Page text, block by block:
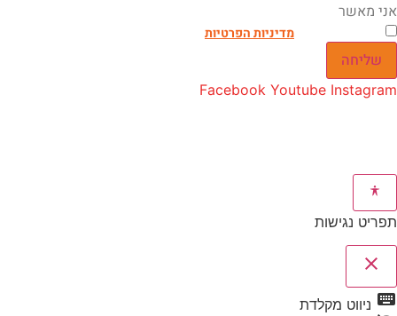
אני מאשר
מדיניות הפרטיות
שליחה
Facebook Youtube Instagram
תפריט נגישות
close
keyboard ניווט מקלדת